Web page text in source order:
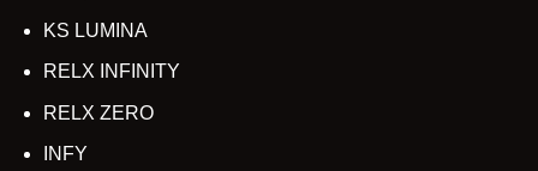
KS LUMINA
RELX INFINITY
RELX ZERO
INFY